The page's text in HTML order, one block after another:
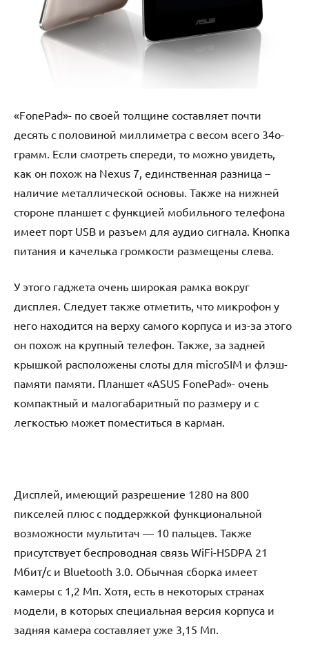
«FоnеPаd»- по своей толщине составляет почти
десять с половиной миллиметра с весом всего 34о-
грамм. Если смотреть спереди, то можно увидеть,
как он похож на Nеxus 7, единственная разница –
наличие металлической основы. Также на нижней
стороне планшет с функцией мобильного телефона
имеет порт USB и разъем для аудио сигнала. Кнопка
питания и качелька громкости размещены слева.
У этого гаджета очень широкая рамка вокруг
дисплея. Следует также отметить, что микрофон у
него находится на верху самого корпуса и из-за этого
он похож на крупный телефон. Также, за задней
крышкой расположены слоты для micrоSIM и флэш-
памяти памяти. Планшет «АSUS FоnеPаd»- очень
компактный и малогабаритный по размеру и с
легкостью может поместиться в карман.
Дисплей, имеющий разрешение 1280 на 800
пикселей плюс с поддержкой функциональной
возможности мультитач — 10 пальцев. Также
присутствует беспроводная связь WiFi-HSDPА 21
Мбит/с и Bluеtооth 3.0. Обычная сборка имеет
камеры с 1,2 Мп. Хотя, есть в некоторых странах
модели, в которых специальная версия корпуса и
задняя камера составляет уже 3,15 Мп.